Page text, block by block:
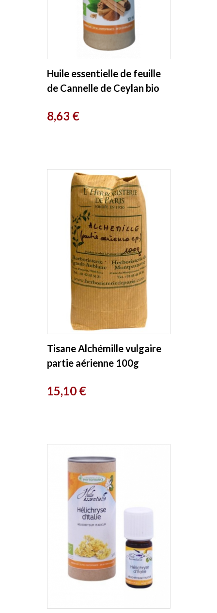
Huile essentielle de feuille
de Cannelle de Ceylan bio
Prix
8,63 €
Tisane Alchémille vulgaire
partie aérienne 100g
Prix
15,10 €